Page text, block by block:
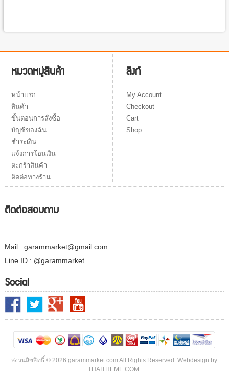
หมวดหมู่สินค้า
หน้าแรก
สินค้า
ขั้นตอนการสั่งซื้อ
บัญชีของฉัน
ชำระเงิน
แจ้งการโอนเงิน
ตะกร้าสินค้า
ติดต่อทางร้าน
ลิงก์
My Account
Checkout
Cart
Shop
ติดต่อสอบถาม
Mail : garammarket@gmail.com
Line ID : @garammarket
Social
สงวนลิขสิทธิ์ © 2026 garammarket.com All Rights Reserved. Webdesign by
THAITHEME.COM.